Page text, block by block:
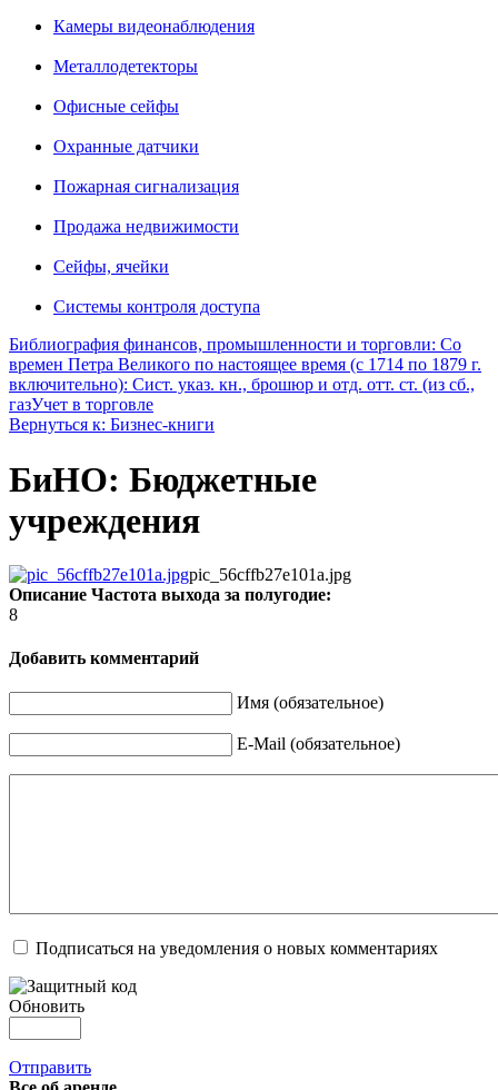
Камеры видеонаблюдения
Металлодетекторы
Офисные сейфы
Охранные датчики
Пожарная сигнализация
Продажа недвижимости
Сейфы, ячейки
Системы контроля доступа
Библиография финансов, промышленности и торговли: Со
времен Петра Великого по настоящее время (с 1714 по 1879 г.
включительно): Сист. указ. кн., брошюр и отд. отт. ст. (из сб.,
газУчет в торговле
Вернуться к: Бизнес-книги
БиНО: Бюджетные
учреждения
pic_56cffb27e101a.jpg
Описание Частота выхода за полугодие:
8
Добавить комментарий
Имя (обязательное)
E-Mail (обязательное)
Подписаться на уведомления о новых комментариях
Обновить
Отправить